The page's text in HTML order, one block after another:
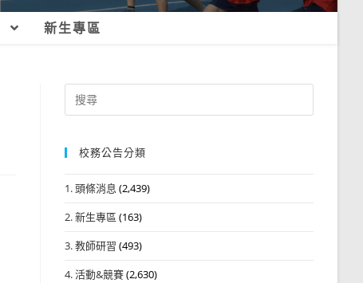
新生專區
Search
for:
校務公告分類
1. 頭條消息 (2,439)
2. 新生專區 (163)
3. 教師研習 (493)
4. 活動&競賽(2,630)